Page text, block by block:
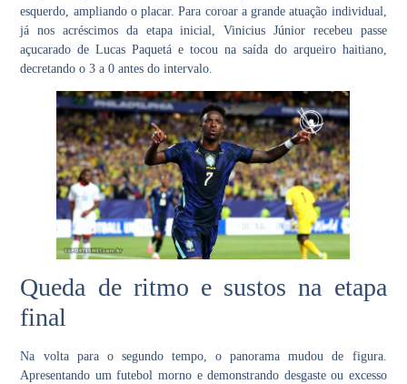
esquerdo, ampliando o placar. Para coroar a grande atuação individual,
já nos acréscimos da etapa inicial, Vinicius Júnior recebeu passe
açucarado de Lucas Paquetá e tocou na saída do arqueiro haitiano,
decretando o 3 a 0 antes do intervalo.
Queda de ritmo e sustos na etapa
final
Na volta para o segundo tempo, o panorama mudou de figura.
Apresentando um futebol morno e demonstrando desgaste ou excesso